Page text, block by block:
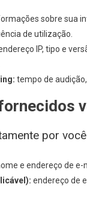
sobre sua
de utilização.
IP, tipo e
tempo de
por
e endereço de
endereço de